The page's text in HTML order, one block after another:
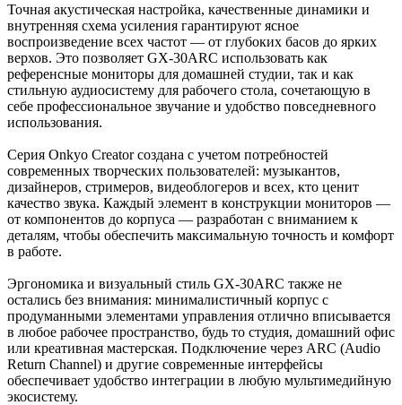
Точная акустическая настройка, качественные динамики и
внутренняя схема усиления гарантируют ясное
воспроизведение всех частот — от глубоких басов до ярких
верхов. Это позволяет GX-30ARC использовать как
референсные мониторы для домашней студии, так и как
стильную аудиосистему для рабочего стола, сочетающую в
себе профессиональное звучание и удобство повседневного
использования.
Серия Onkyo Creator создана с учетом потребностей
современных творческих пользователей: музыкантов,
дизайнеров, стримеров, видеоблогеров и всех, кто ценит
качество звука. Каждый элемент в конструкции мониторов —
от компонентов до корпуса — разработан с вниманием к
деталям, чтобы обеспечить максимальную точность и комфорт
в работе.
Эргономика и визуальный стиль GX-30ARC также не
остались без внимания: минималистичный корпус с
продуманными элементами управления отлично вписывается
в любое рабочее пространство, будь то студия, домашний офис
или креативная мастерская. Подключение через ARC (Audio
Return Channel) и другие современные интерфейсы
обеспечивает удобство интеграции в любую мультимедийную
экосистему.